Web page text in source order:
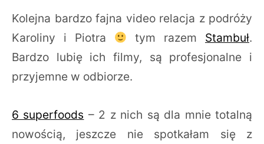
Kolejna bardzo fajna video relacja z podróży
Karoliny i Piotra
tym razem Stambuł.
Bardzo lubię ich filmy, są profesjonalne i
przyjemne w odbiorze.
6 superfoods – 2 z nich są dla mnie totalną
nowością, jeszcze nie spotkałam się z